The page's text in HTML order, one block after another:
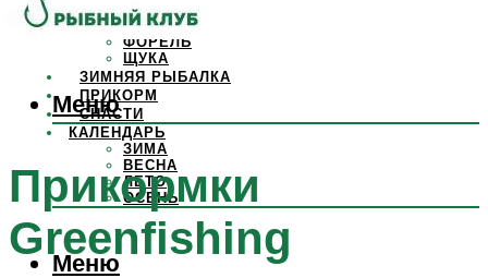
САЗАН
СОМ
ФОРЕЛЬ
ЩУКА
ЗИМНЯЯ РЫБАЛКА
ПРИКОРМ
СНАСТИ
КАЛЕНДАРЬ
ЗИМА
ВЕСНА
ЛЕТО
ОСЕНЬ
Меню
Меню
Прикормки
Greenfishing